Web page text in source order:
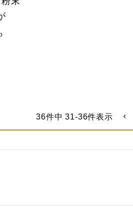
36件中 31-36件表示